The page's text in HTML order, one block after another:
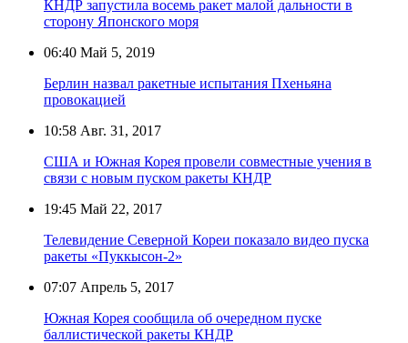
КНДР запустила восемь ракет малой дальности в
сторону Японского моря
06:40 Май 5, 2019
Берлин назвал ракетные испытания Пхеньяна
провокацией
10:58 Авг. 31, 2017
США и Южная Корея провели совместные учения в
связи с новым пуском ракеты КНДР
19:45 Май 22, 2017
Телевидение Северной Кореи показало видео пуска
ракеты «Пуккысон-2»
07:07 Апрель 5, 2017
Южная Корея сообщила об очередном пуске
баллистической ракеты КНДР